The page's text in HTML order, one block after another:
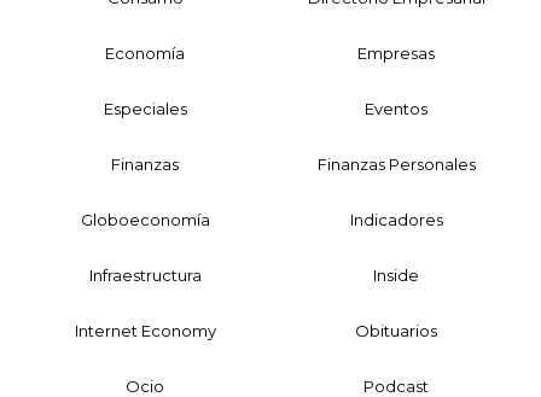
Economía Empresas
Especiales Eventos
Finanzas Finanzas Personales
Globoeconomía Indicadores
Infraestructura Inside
Internet Economy Obituarios
Ocio Podcast